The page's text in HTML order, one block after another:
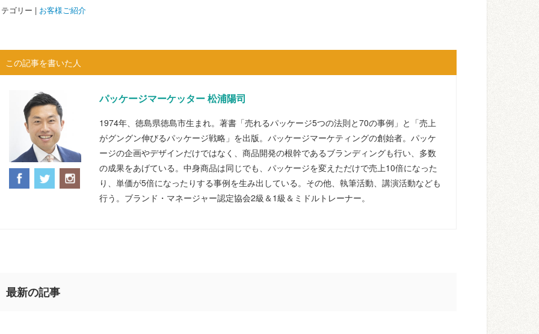
ゴリー | お客様ご紹介
この記事を書いた人
パッケージマーケッター 松浦陽司
1974年、徳島県徳島市生まれ。著書「売れるパッケージ5つの法則と70の事例」と「売上
がグングン伸びるパッケージ戦略」を出版。パッケージマーケティングの創始者。パッケ
ージの企画やデザインだけではなく、商品開発の根幹であるブランディングも行い、多数
の成果をあげている。中身商品は同じでも、パッケージを変えただけで売上10倍になった
り、単価が5倍になったりする事例を生み出している。その他、執筆活動、講演活動なども
行う。ブランド・マネージャー認定協会2級＆1級＆ミドルトレーナー。
最新の記事